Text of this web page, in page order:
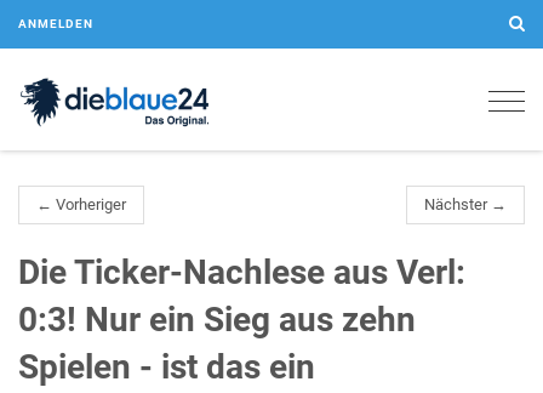
ANMELDEN
← Vorheriger Nächster →
Die Ticker-Nachlese aus Verl:
0:3! Nur ein Sieg aus zehn
Spielen - ist das ein